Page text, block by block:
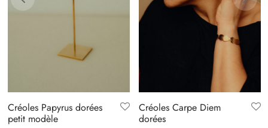
Créoles Papyrus dorées
petit modèle
Créoles Carpe Diem
dorées